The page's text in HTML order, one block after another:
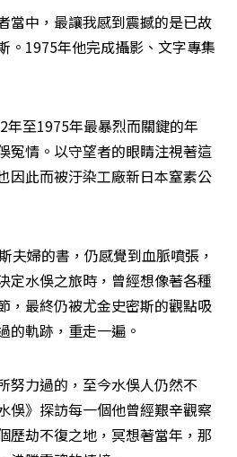
當中，最讓我感到震撼的是已故
。1975年他完成攝影、文字專集
年至1975年最暴烈而關鍵的年
冤情。以守望者的眼睛注視著這
因此而被汙染工廠新日本窒素公
夫婦的書，仍感覺到血脈噴張，
定水俁之旅時，曾經想像著各種
，最終仍被尤金史密斯的觀點吸
的軌跡，重走一遍。
努力過的，至今水俁人仍然不
俁》探訪每一個他曾經艱辛觀察
歷劫不復之地，冥想著當年，那